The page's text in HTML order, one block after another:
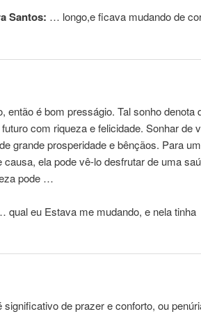
Santos: … longo,e ficava mudandode
então é bom presságio. Tal sonho denota
com riqueza e felicidade. Sonhar de
grande prosperidade e bênçãos. Para
ela pode vê-lo desfrutar de uma
pode …
qual eu Estava me mudando, e nela tinha
de prazer e conforto, ou